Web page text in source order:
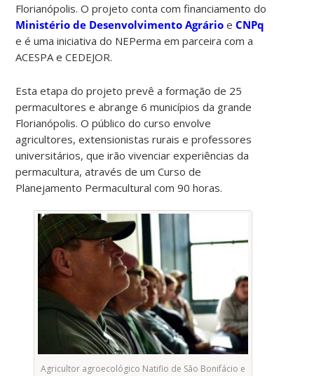
Florianópolis. O projeto conta com financiamento do
Ministério de Desenvolvimento Agrário eCNPq
e é uma iniciativa do NEPerma em parceira com a
ACESPA e CEDEJOR.
Esta etapa do projeto prevê a formação de 25
permacultores e abrange 6 municípios da grande
Florianópolis. O público do curso envolve
agricultores, extensionistas rurais e professores
universitários, que irão vivenciar experiências da
permacultura, através de um Curso de
Planejamento Permacultural com 90 horas.
Agricultor agroecológico Natifio de São Bonifácio e